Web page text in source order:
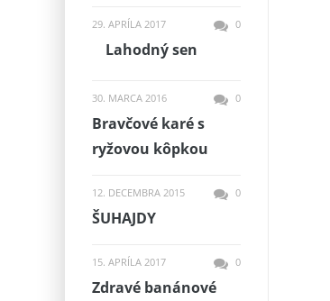
29. APRÍLA 2017 0
Lahodný sen
30. MARCA 2016 0
Bravčové karé s
ryžovou kôpkou
12. DECEMBRA 2015 0
ŠUHAJDY
15. APRÍLA 2017 0
Zdravé banánové